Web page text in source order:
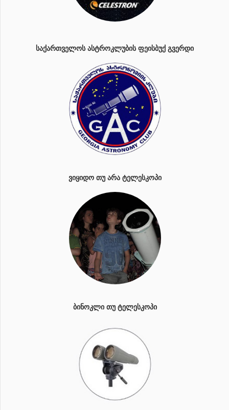
ᲡᲐᲥᲐᲠᲗᲕᲔᲚᲝᲡ ᲐᲡᲢᲠᲝᲙᲚᲣᲑᲘᲡ ᲤᲔᲘᲡᲑᲣᲥ ᲒᲕᲔᲠᲓᲘ
ᲕᲘᲧᲘᲓᲝ ᲗᲣ ᲐᲠᲐ ᲢᲔᲚᲔᲡᲙᲝᲞᲘ
ᲑᲘᲜᲝᲙᲚᲘ ᲗᲣ ᲢᲔᲚᲔᲡᲙᲝᲞᲘ